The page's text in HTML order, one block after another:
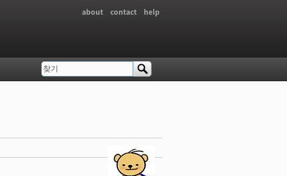
about contact help
검색 폼
찾기